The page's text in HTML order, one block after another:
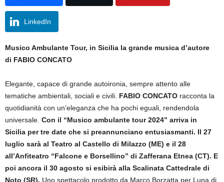
LinkedIn
Musico Ambulante Tour, in Sicilia la grande musica d’autore
di FABIO CONCATO
Elegante, capace di grande autoironia, sempre attento alle
tematiche ambientali, sociali e civili. FABIO CONCATO racconta la
quotidianità con un’eleganza che ha pochi eguali, rendendola
universale. Con il “Musico ambulante tour 2024” arriva in
Sicilia per tre date che si preannunciano entusiasmanti. Il 27
luglio sarà al Teatro al Castello di Milazzo (ME) e il 28
all’Anfiteatro “Falcone e Borsellino” di Zafferana Etnea (CT). E
poi ancora il 30 agosto si esibirà alla Scalinata Cattedrale di
Noto (SR). Uno spettacolo prodotto da Marco Borzatta per Luna di